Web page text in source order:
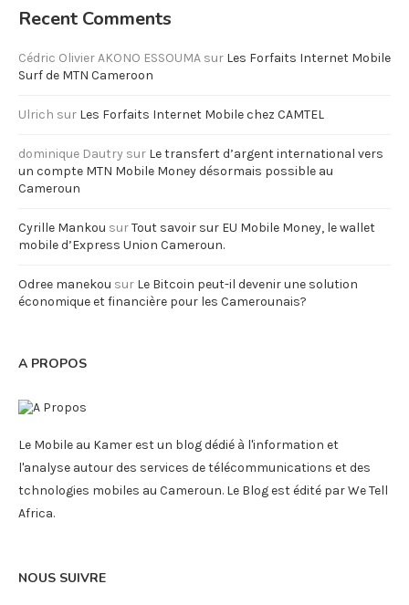
Recent Comments
Cédric Olivier AKONO ESSOUMA sur Les Forfaits Internet Mobile
Surf de MTN Cameroon
Ulrich sur Les Forfaits Internet Mobile chez CAMTEL
dominique Dautry sur Le transfert d’argent international vers
un compte MTN Mobile Money désormais possible au
Cameroun
Cyrille Mankou surTout savoir sur EU Mobile Money, le wallet
mobile d’Express Union Cameroun.
Odree manekou sur Le Bitcoin peut-il devenir une solution
économique et financière pour les Camerounais?
A PROPOS
Le Mobile au Kamer est un blog dédié à l'information et
l'analyse autour des services de télécommunications et des
tchnologies mobiles au Cameroun. Le Blog est édité par We Tell
Africa.
NOUS SUIVRE